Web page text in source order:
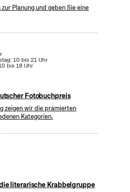
Planung und geben Sie eine
10 bis 21 Uhr
bis 18 Uhr
Fotobuchpreis
zeigen wir die prämierten
Kategorien.
literarische Krabbelgruppe